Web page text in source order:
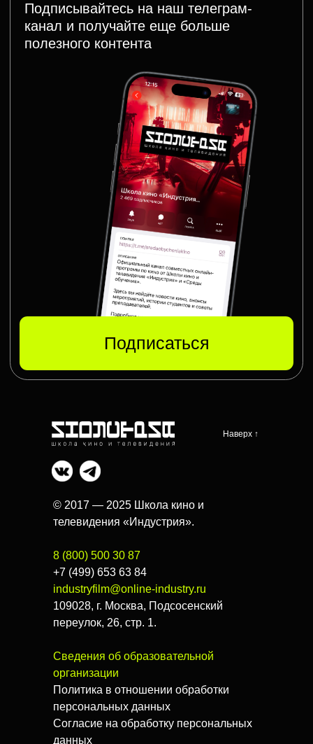
© 2017 — 2025 Школа кино и
телевидения «Индустрия».
8 (800) 500 30 87
+7 (499) 653 63 84
industryfilm@online-industry.ru
109028, г. Москва, Подсосенский
переулок, 26, стр. 1.
Сведения об образовательной
организации
Политика в отношении обработки
персональных данных
Согласие на обработку персональных
данных
Наверх ↑